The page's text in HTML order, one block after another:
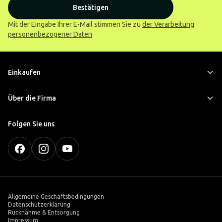
Bestätigen
Mit der Eingabe Ihrer E-Mail stimmen Sie zu der Verarbeitung
personenbezogener Daten
Einkaufen
Über die Firma
Folgen Sie uns
Allgemeine Geschäftsbedingungen
Datenschutzerklärung
Rücknahme & Entsorgung
Impressum